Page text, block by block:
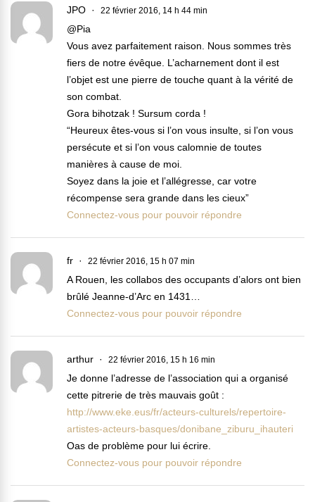
JPO 22 février 2016, 14 h 44 min
@Pia
Vous avez parfaitement raison. Nous sommes très
fiers de notre évêque. L’acharnement dont il est
l’objet est une pierre de touche quant à la vérité de
son combat.
Gora bihotzak ! Sursum corda !
“Heureux êtes-vous si l’on vous insulte, si l’on vous
persécute et si l’on vous calomnie de toutes
manières à cause de moi.
Soyez dans la joie et l’allégresse, car votre
récompense sera grande dans les cieux”
Connectez-vous pour pouvoir répondre
fr 22 février 2016, 15 h 07 min
A Rouen, les collabos des occupants d’alors ont bien
brûlé Jeanne-d’Arc en 1431…
Connectez-vous pour pouvoir répondre
arthur 22 février 2016, 15 h 16 min
Je donne l’adresse de l’association qui a organisé
cette pitrerie de très mauvais goût :
http://www.eke.eus/fr/acteurs-culturels/repertoire-
artistes-acteurs-basques/donibane_ziburu_ihauteri
Oas de problème pour lui écrire.
Connectez-vous pour pouvoir répondre